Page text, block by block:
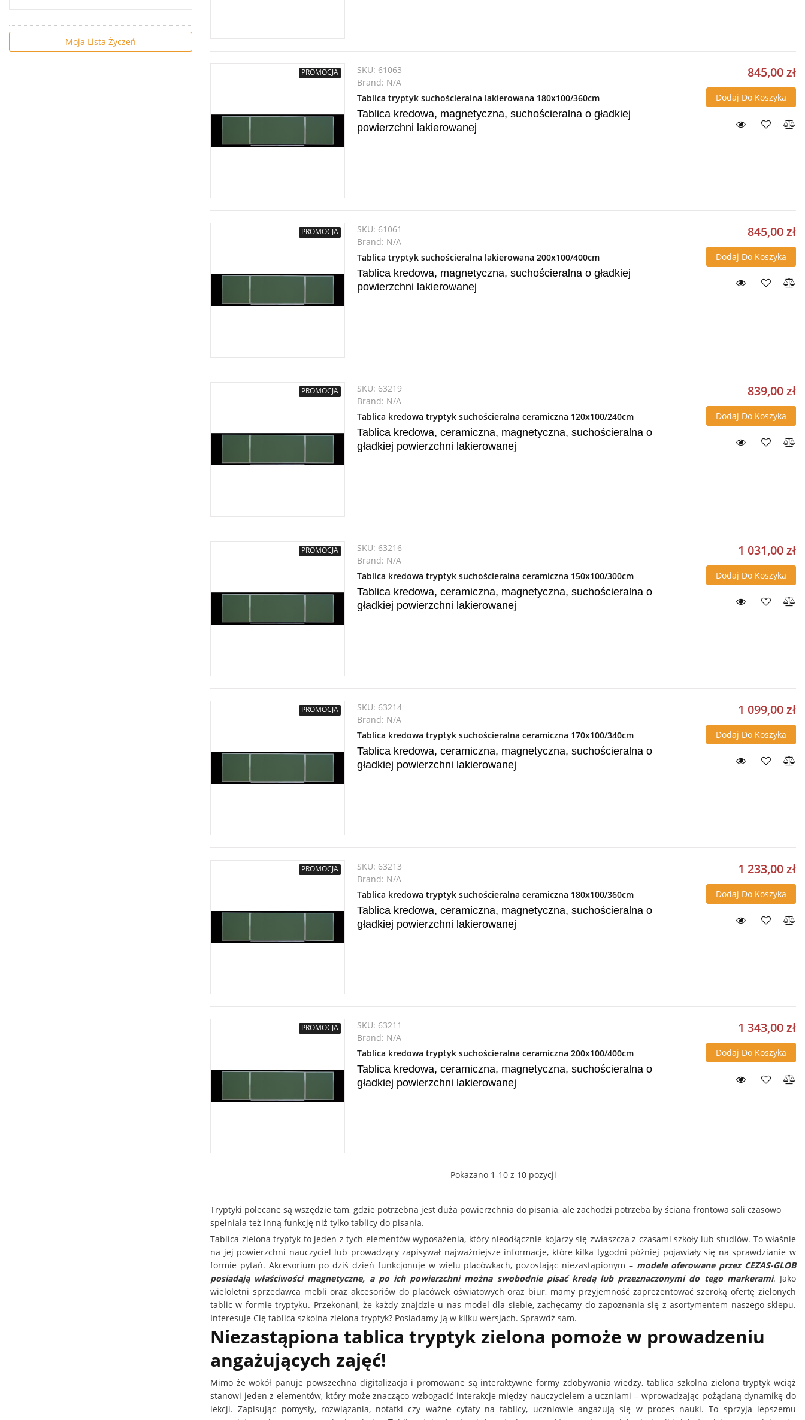
PROMOCJA SKU: 61063
Brand: N/A
Tablica tryptyk suchościeralna lakierowana 180x100/360cm
Tablica kredowa, magnetyczna, suchościeralna o gładkiej
powierzchni lakierowanej
845,00 zł
Dodaj Do Koszyka
PROMOCJA SKU: 61061
Brand: N/A
Tablica tryptyk suchościeralna lakierowana 200x100/400cm
Tablica kredowa, magnetyczna, suchościeralna o gładkiej
powierzchni lakierowanej
845,00 zł
Dodaj Do Koszyka
PROMOCJA SKU: 63219
Brand: N/A
Tablica kredowa tryptyk suchościeralna ceramiczna 120x100/240cm
Tablica kredowa, ceramiczna, magnetyczna, suchościeralna o
gładkiej powierzchni lakierowanej
839,00 zł
Dodaj Do Koszyka
PROMOCJA SKU: 63216
Brand: N/A
Tablica kredowa tryptyk suchościeralna ceramiczna 150x100/300cm
Tablica kredowa, ceramiczna, magnetyczna, suchościeralna o
gładkiej powierzchni lakierowanej
1 031,00 zł
Dodaj Do Koszyka
PROMOCJA SKU: 63214
Brand: N/A
Tablica kredowa tryptyk suchościeralna ceramiczna 170x100/340cm
Tablica kredowa, ceramiczna, magnetyczna, suchościeralna o
gładkiej powierzchni lakierowanej
1 099,00 zł
Dodaj Do Koszyka
PROMOCJA SKU: 63213
Brand: N/A
Tablica kredowa tryptyk suchościeralna ceramiczna 180x100/360cm
Tablica kredowa, ceramiczna, magnetyczna, suchościeralna o
gładkiej powierzchni lakierowanej
1 233,00 zł
Dodaj Do Koszyka
PROMOCJA SKU: 63211
Brand: N/A
Tablica kredowa tryptyk suchościeralna ceramiczna 200x100/400cm
Tablica kredowa, ceramiczna, magnetyczna, suchościeralna o
gładkiej powierzchni lakierowanej
1 343,00 zł
Dodaj Do Koszyka
Pokazano 1-10 z 10 pozycji
Tryptyki polecane są wszędzie tam, gdzie potrzebna jest duża powierzchnia do pisania, ale zachodzi potrzeba by ściana frontowa sali czasowo
spełniała też inną funkcję niż tylko tablicy do pisania.
Tablica zielona tryptyk to jeden z tych elementów wyposażenia, który nieodłącznie kojarzy się zwłaszcza z czasami szkoły lub studiów. To właśnie
na jej powierzchni nauczyciel lub prowadzący zapisywał najważniejsze informacje, które kilka tygodni później pojawiały się na sprawdzianie w
formie pytań. Akcesorium po dziś dzień funkcjonuje w wielu placówkach, pozostając niezastąpionym – modele oferowane przez CEZAS-GLOB
posiadają właściwości magnetyczne, a po ich powierzchni można swobodnie pisać kredą lub przeznaczonymi do tego markerami. Jako
wieloletni sprzedawca mebli oraz akcesoriów do placówek oświatowych oraz biur, mamy przyjemność zaprezentować szeroką ofertę zielonych
tablic w formie tryptyku. Przekonani, że każdy znajdzie u nas model dla siebie, zachęcamy do zapoznania się z asortymentem naszego sklepu.
Interesuje Cię tablica szkolna zielona tryptyk? Posiadamy ją w kilku wersjach. Sprawdź sam.
Niezastąpiona tablica tryptyk zielona pomoże w prowadzeniu
angażujących zajęć!
Mimo że wokół panuje powszechna digitalizacja i promowane są interaktywne formy zdobywania wiedzy, tablica szkolna zielona tryptyk wciąż
stanowi jeden z elementów, który może znacząco wzbogacić interakcje między nauczycielem a uczniami – wprowadzając pożądaną dynamikę do
lekcji. Zapisując pomysły, rozwiązania, notatki czy ważne cytaty na tablicy, uczniowie angażują się w proces nauki. To sprzyja lepszemu
Moja Lista Życzeń